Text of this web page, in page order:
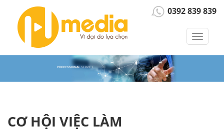
0392 839 839
Toggle
CƠ HỘI VIỆC LÀM